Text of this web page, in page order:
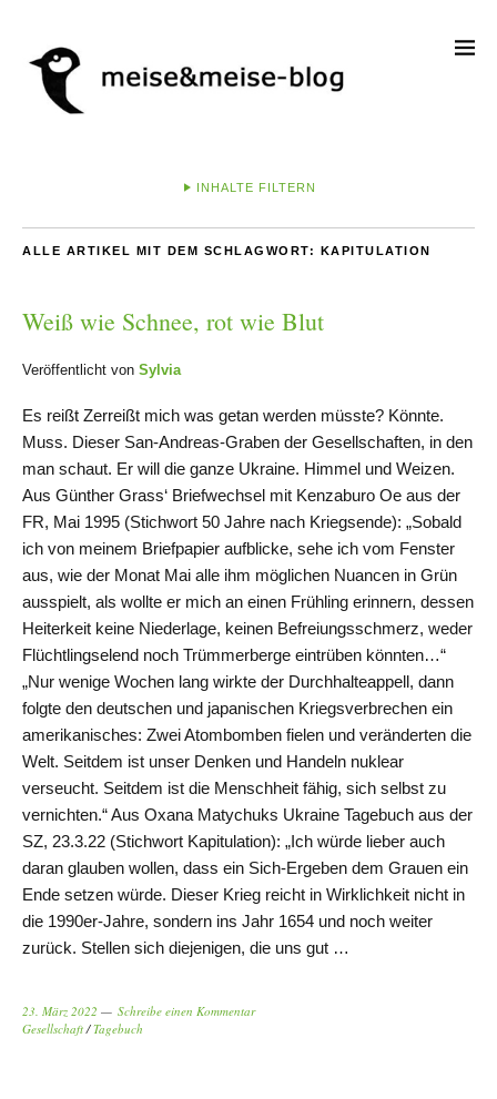
INHALTE FILTERN
ALLE ARTIKEL MIT DEM SCHLAGWORT: KAPITULATION
Weiß wie Schnee, rot wie Blut
Veröffentlicht von Sylvia
Es reißt Zerreißt mich was getan werden müsste? Könnte.
Muss. Dieser San-Andreas-Graben der Gesellschaften, in den
man schaut. Er will die ganze Ukraine. Himmel und Weizen.
Aus Günther Grass‘ Briefwechsel mit Kenzaburo Oe aus der
FR, Mai 1995 (Stichwort 50 Jahre nach Kriegsende): „Sobald
ich von meinem Briefpapier aufblicke, sehe ich vom Fenster
aus, wie der Monat Mai alle ihm möglichen Nuancen in Grün
ausspielt, als wollte er mich an einen Frühling erinnern, dessen
Heiterkeit keine Niederlage, keinen Befreiungsschmerz, weder
Flüchtlingselend noch Trümmerberge eintrüben könnten…“
„Nur wenige Wochen lang wirkte der Durchhalteappell, dann
folgte den deutschen und japanischen Kriegsverbrechen ein
amerikanisches: Zwei Atombomben fielen und veränderten die
Welt. Seitdem ist unser Denken und Handeln nuklear
verseucht. Seitdem ist die Menschheit fähig, sich selbst zu
vernichten.“ Aus Oxana Matychuks Ukraine Tagebuch aus der
SZ, 23.3.22 (Stichwort Kapitulation): „Ich würde lieber auch
daran glauben wollen, dass ein Sich-Ergeben dem Grauen ein
Ende setzen würde. Dieser Krieg reicht in Wirklichkeit nicht in
die 1990er-Jahre, sondern ins Jahr 1654 und noch weiter
zurück. Stellen sich diejenigen, die uns gut …
23. März 2022
Schreibe einen Kommentar
Gesellschaft /Tagebuch